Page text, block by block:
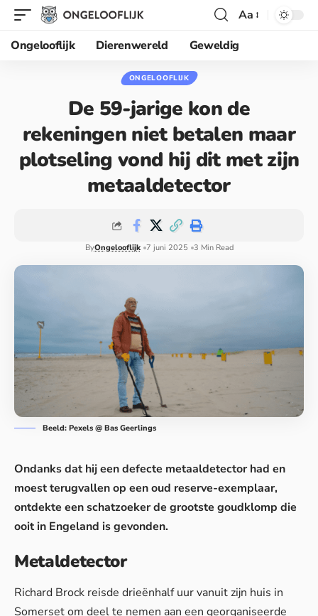
Aa
Ongelooflijk
Dierenwereld Geweldig
ONGELOOFLIJK
De 59-jarige kon de
rekeningen niet betalen maar
plotseling vond hij dit met zijn
metaaldetector
ByOngelooflijk 7 juni 2025 3 Min Read
Beeld: Pexels @ Bas Geerlings
Ondanks dat hij een defecte metaaldetector had en
moest terugvallen op een oud reserve-exemplaar,
ontdekte een schatzoeker de grootste goudklomp die
ooit in Engeland is gevonden.
Metaldetector
Richard Brock reisde drieënhalf uur vanuit zijn huis in
Somerset om deel te nemen aan een georganiseerde